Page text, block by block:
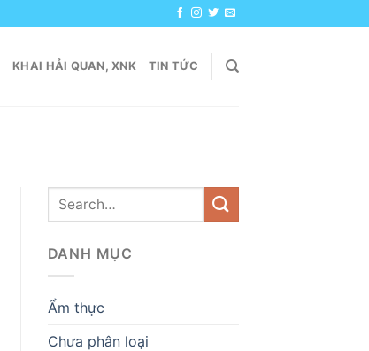
KHAI HẢI QUAN, XNK TIN TỨC
DANH MỤC
Ẩm thực
Chưa phân loại